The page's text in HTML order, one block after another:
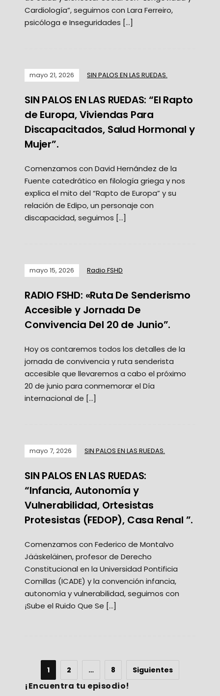
Cardiología”, seguimos con Lara Ferreiro,
psicóloga e Inseguridades […]
mayo 21, 2026 SIN PALOS EN LAS RUEDAS.
SIN PALOS EN LAS RUEDAS: “El Rapto
de Europa, Viviendas Para
Discapacitados, Salud Hormonal y
Mujer”.
Comenzamos con David Hernández de la
Fuente catedrático en filología griega y nos
explica el mito del “Rapto de Europa” y su
relación de Edipo, un personaje con
discapacidad, seguimos […]
mayo 15, 2026 Radio FSHD
RADIO FSHD: «Ruta De Senderismo
Accesible y Jornada De
Convivencia Del 20 de Junio”.
Hoy os contaremos todos los detalles de la
jornada de convivencia y ruta senderista
accesible que llevaremos a cabo el próximo
20 de junio para conmemorar el Día
internacional de […]
mayo 7, 2026 SIN PALOS EN LAS RUEDAS.
SIN PALOS EN LAS RUEDAS:
“Infancia, Autonomía y
Vulnerabilidad, Ortesistas
Protesistas (FEDOP), Casa Renal ”.
Comenzamos con Federico de Montalvo
Jääskeläinen, profesor de Derecho
Constitucional en la Universidad Pontificia
Comillas (ICADE) y la convención infancia,
autonomía y vulnerabilidad, seguimos con
¡Sube el Ruido Que Se […]
1 2 … 8 Siguientes
¡Encuentra tu episodio!